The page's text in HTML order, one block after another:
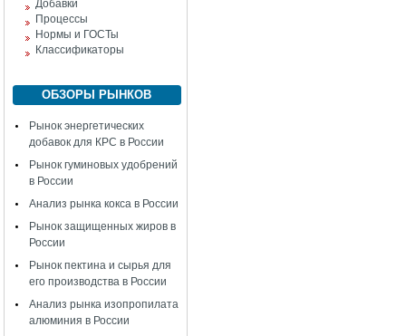
Добавки
Процессы
Нормы и ГОСТы
Классификаторы
ОБЗОРЫ РЫНКОВ
Рынок энергетических
добавок для КРС в России
Рынок гуминовых удобрений
в России
Анализ рынка кокса в России
Рынок защищенных жиров в
России
Рынок пектина и сырья для
его производства в России
Анализ рынка изопропилата
алюминия в России